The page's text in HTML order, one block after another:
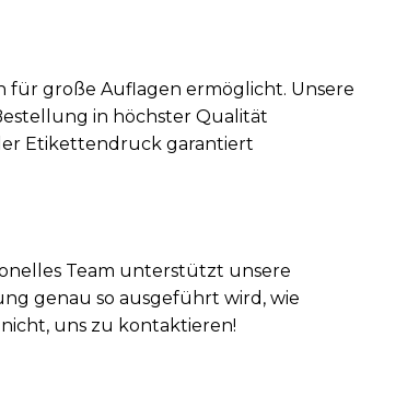
große Auflagen ermöglicht. Unsere
in höchster Qualität
Etikettendruck garantiert
Team unterstützt unsere
genau so ausgeführt wird, wie
uns zu kontaktieren!